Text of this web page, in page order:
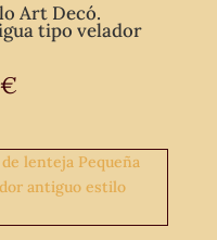
Art Decó.
tipo velador
€